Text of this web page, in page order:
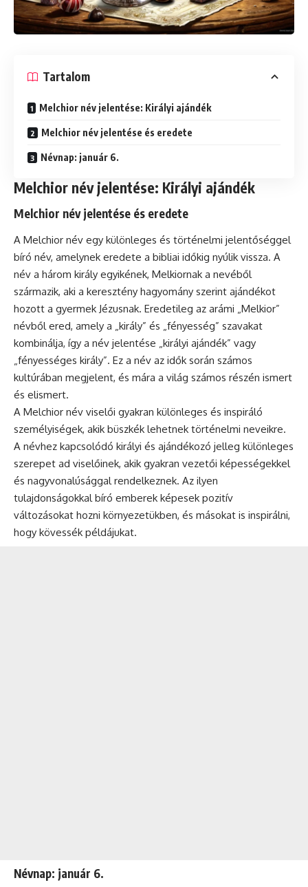
Tartalom
Melchior név jelentése: Királyi ajándék
Melchior név jelentése és eredete
Névnap: január 6.
Melchior név jelentése: Királyi ajándék
Melchior név jelentése és eredete
A Melchior név egy különleges és történelmi jelentőséggel
bíró név, amelynek eredete a bibliai időkig nyúlik vissza. A
név a három király egyikének, Melkiornak a nevéből
származik, aki a keresztény hagyomány szerint ajándékot
hozott a gyermek Jézusnak. Eredetileg az arámi „Melkior”
névből ered, amely a „király” és „fényesség” szavakat
kombinálja, így a név jelentése „királyi ajándék” vagy
„fényességes király”. Ez a név az idők során számos
kultúrában megjelent, és mára a világ számos részén ismert
és elismert.
A Melchior név viselői gyakran különleges és inspiráló
személyiségek, akik büszkék lehetnek történelmi neveikre.
A névhez kapcsolódó királyi és ajándékozó jelleg különleges
szerepet ad viselőinek, akik gyakran vezetői képességekkel
és nagyvonalúsággal rendelkeznek. Az ilyen
tulajdonságokkal bíró emberek képesek pozitív
változásokat hozni környezetükben, és másokat is inspirálni,
hogy kövessék példájukat.
Névnap: január 6.